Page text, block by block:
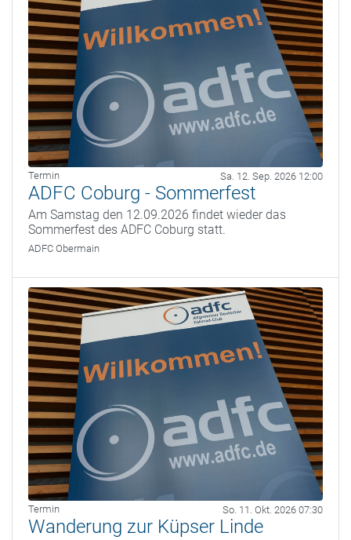
Termin Sa. 12. Sep. 2026 12:00
ADFC Coburg - Sommerfest
Am Samstag den 12.09.2026 findet wieder das
Sommerfest des ADFC Coburg statt.
ADFC Obermain
Termin So. 11. Okt. 2026 07:30
Wanderung zur Küpser Linde